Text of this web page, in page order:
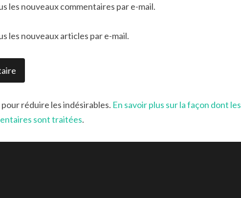
les nouveaux commentaires par e-mail.
les nouveaux articles par e-mail.
réduire les indésirables. En savoir plus sur la façon dont les
sont traitées.